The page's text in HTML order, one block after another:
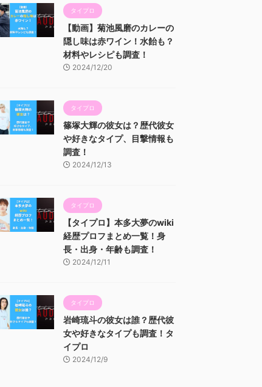
タイプロ
【動画】菊池風磨のカレーの
隠し味は赤ワイン！水飴も？
材料やレシピも調査！
2024/12/20
タイプロ
篠塚大輝の彼女は？歴代彼女
や好きなタイプ、目撃情報も
調査！
2024/12/13
タイプロ
【タイプロ】本多大夢のwiki
経歴プロフまとめ一覧！身
長・出身・年齢も調査！
2024/12/11
タイプロ
岩崎琉斗の彼女は誰？歴代彼
女や好きなタイプも調査！タ
イプロ
2024/12/9